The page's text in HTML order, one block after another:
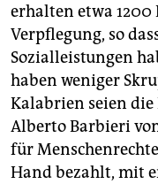
erhalten etwa
Verpflegung, so
Sozialleistungen
haben weniger
Kalabrien seien
Alberto Barbieri
für
Hand bezahlt, mit